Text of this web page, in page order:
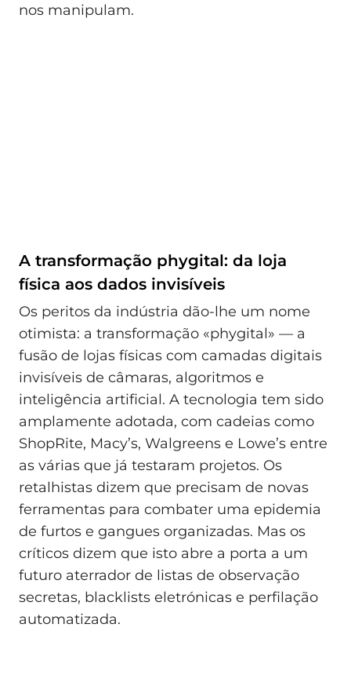
nos manipulam.
A transformação phygital: da loja
física aos dados invisíveis
Os peritos da indústria dão-lhe um nome
otimista: a transformação «phygital» — a
fusão de lojas físicas com camadas digitais
invisíveis de câmaras, algoritmos e
inteligência artificial. A tecnologia tem sido
amplamente adotada, com cadeias como
ShopRite, Macy’s, Walgreens e Lowe’s entre
as várias que já testaram projetos. Os
retalhistas dizem que precisam de novas
ferramentas para combater uma epidemia
de furtos e gangues organizadas. Mas os
críticos dizem que isto abre a porta a um
futuro aterrador de listas de observação
secretas, blacklists eletrónicas e perfilação
automatizada.